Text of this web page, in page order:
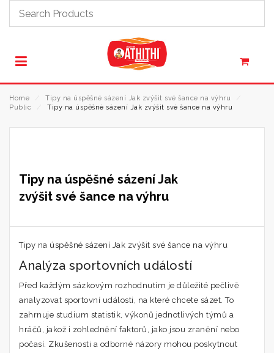
Home Tipy na úspěšné sázení Jak zvýšit své šance na výhru
Public
Tipy na úspěšné sázení Jak zvýšit své šance na výhru
Tipy na úspěšné sázení Jak
zvýšit své šance na výhru
Tipy na úspěšné sázení Jak zvýšit své šance na výhru
Analýza sportovních událostí
Před každým sázkovým rozhodnutím je důležité pečlivě
analyzovat sportovní události, na které chcete sázet. To
zahrnuje studium statistik, výkonů jednotlivých týmů a
hráčů, jakož i zohlednění faktorů, jako jsou zranění nebo
počasí. Zkušenosti a odborné názory mohou poskytnout